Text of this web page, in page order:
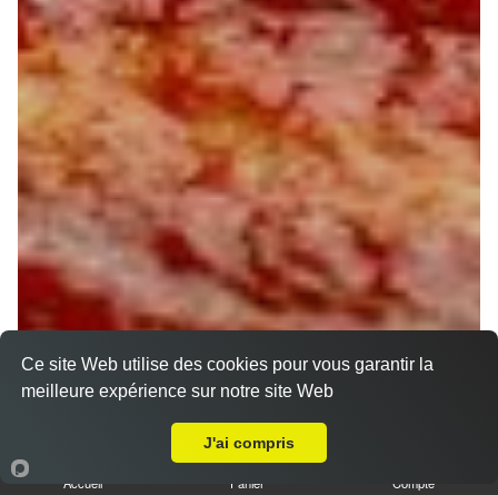
Accueil Panier Compte
Ce site Web utilise des cookies pour vous garantir la
meilleure expérience sur notre site Web
J'ai compris